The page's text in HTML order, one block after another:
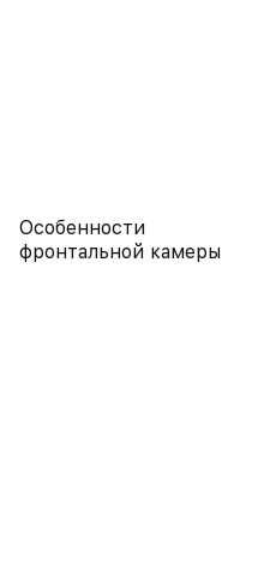
Особенности
фронтальной камеры